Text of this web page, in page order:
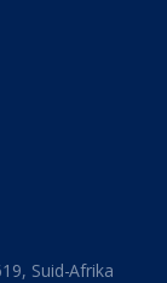
Suid-Afrika